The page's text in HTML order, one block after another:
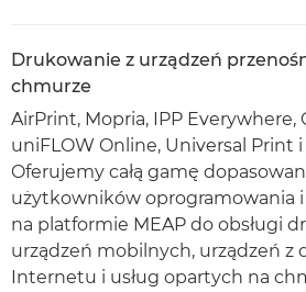
Drukowanie z urządzeń
chmurze
AirPrint, Mopria, IPP Everywhere,
uniFLOW Online, Universal Print
Oferujemy całą gamę
użytkowników oprogramowania
na platformie MEAP do obsługi
urządzeń mobilnych, urządzeń z
Internetu i usług opartych na